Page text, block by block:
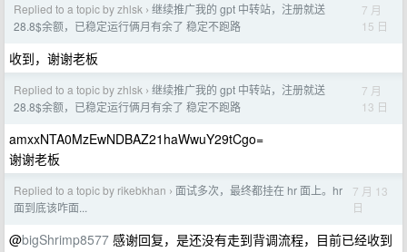
Replied to a topic by zhlsk › 继续推广我的 gpt 中转站，注册就送
28.8$余额，已稳定运行俩月有余了 稳定不跑路
7 月
15 日
收到，谢谢老板
Replied to a topic by zhlsk › 继续推广我的 gpt 中转站，注册就送
28.8$余额，已稳定运行俩月有余了 稳定不跑路
7 月
13 日
amxxNTA0MzEwNDBAZ21haWwuY29tCgo=
谢谢老板
Replied to a topic by rikebkhan › 面试多次，最终都挂在 hr 面上。hr
面到底该咋面...
7 月 13
日
@bigShrimp8577 感谢回复，是还没有走到背调流程，目前已经收到